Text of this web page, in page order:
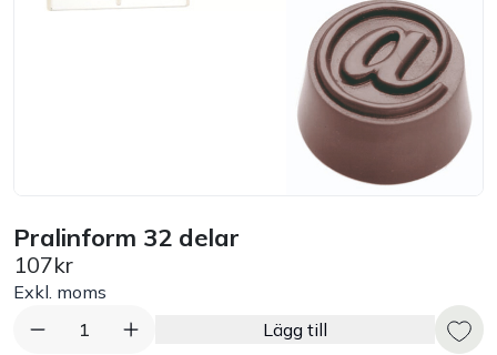
Utensilier
Exponering & servering
Städutrustning
Pralinform 32 delar
107kr
Exkl. moms
1
Lägg till